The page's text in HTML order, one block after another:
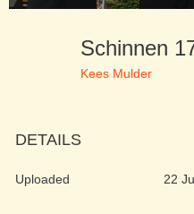
Schinnen
Kees Mulder
DETAILS
Uploaded 22